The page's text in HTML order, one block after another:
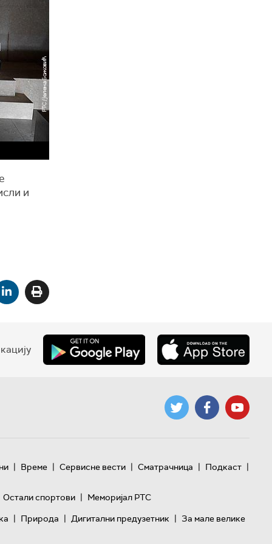
и
| Време | Сервисне вести | Сматрачница | Подкаст |
Остали спортови | Меморијал РТС
| Природа | Дигитални предузетник | За мале велике